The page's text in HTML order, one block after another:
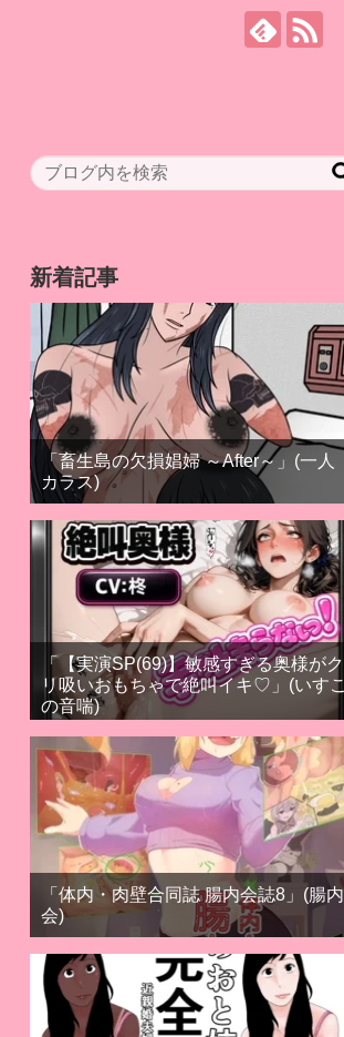
新着記事
「畜生島の欠損娼婦 ～After～」(一人
カラス)
「【実演SP(69)】敏感すぎる奥様がク
リ吸いおもちゃで絶叫イキ♡」(いすこ
の音喘)
「体内・肉壁合同誌 腸内会誌8」(腸内
会)